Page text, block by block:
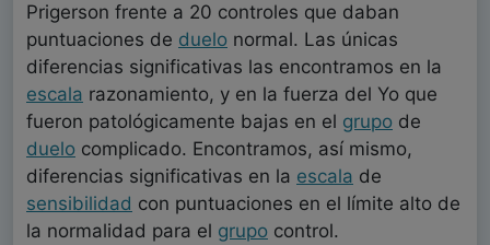
Prigerson frente a 20 controles que daban
puntuaciones de duelo normal. Las únicas
diferencias significativas las encontramos en la
escala razonamiento, y en la fuerza del Yo que
fueron patológicamente bajas en el grupo de
duelo complicado. Encontramos, así mismo,
diferencias significativas en la escala de
sensibilidad con puntuaciones en el límite alto de
la normalidad para el grupo control.